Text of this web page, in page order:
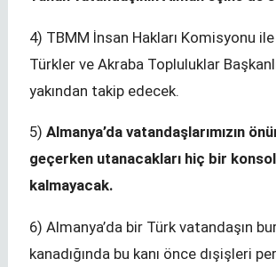
4) TBMM İnsan Hakları Komisyonu ile
Türkler ve Akraba Topluluklar
yakından takip edecek.
5) Almanya’da vatandaşlarımızın
geçerken utanacakları hiç bir
kalmayacak.
6) Almanya’da bir Türk vatandaşın
kanadığında bu kanı önce dışişleri